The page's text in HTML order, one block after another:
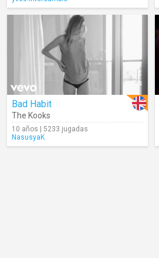
Bad Habit
The Kooks
10 años | 5233 jugadas
NasusyaK